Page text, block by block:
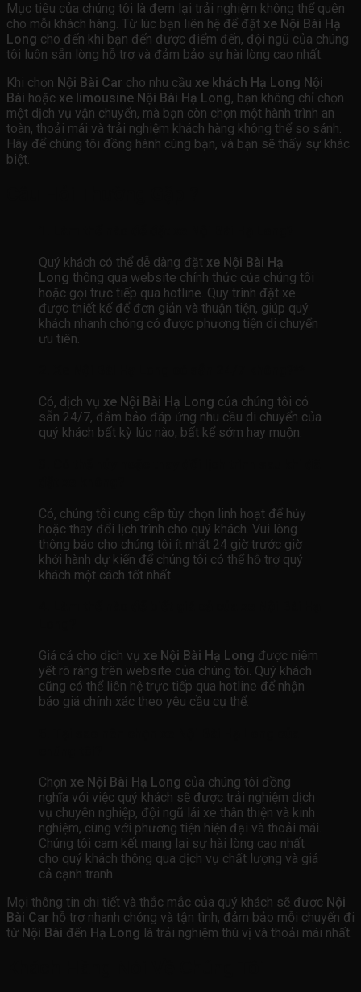
Mục tiêu của chúng tôi là đem lại trải nghiệm không thể quên
cho mỗi khách hàng. Từ lúc bạn liên hệ để đặt xe Nội Bài Hạ
Long cho đến khi bạn đến được điểm đến, đội ngũ của chúng
tôi luôn sẵn lòng hỗ trợ và đảm bảo sự hài lòng cao nhất.
Khi chọn Nội Bài Car cho nhu cầu xe khách Hạ Long Nội
Bài hoặc xe limousine Nội Bài Hạ Long, bạn không chỉ chọn
một dịch vụ vận chuyển, mà bạn còn chọn một hành trình an
toàn, thoải mái và trải nghiệm khách hàng không thể so sánh.
Hãy để chúng tôi đồng hành cùng bạn, và bạn sẽ thấy sự khác
biệt.
Quý khách có thể dễ dàng đặt xe Nội Bài Hạ
Long thông qua website chính thức của chúng tôi
hoặc gọi trực tiếp qua hotline. Quy trình đặt xe
được thiết kế để đơn giản và thuận tiện, giúp quý
khách nhanh chóng có được phương tiện di chuyển
ưu tiên.
Có, dịch vụ xe Nội Bài Hạ Long của chúng tôi có
sẵn 24/7, đảm bảo đáp ứng nhu cầu di chuyển của
quý khách bất kỳ lúc nào, bất kể sớm hay muộn.
Có, chúng tôi cung cấp tùy chọn linh hoạt để hủy
hoặc thay đổi lịch trình cho quý khách. Vui lòng
thông báo cho chúng tôi ít nhất 24 giờ trước giờ
khởi hành dự kiến để chúng tôi có thể hỗ trợ quý
khách một cách tốt nhất.
Giá cả cho dịch vụ xe Nội Bài Hạ Long được niêm
yết rõ ràng trên website của chúng tôi. Quý khách
cũng có thể liên hệ trực tiếp qua hotline để nhận
báo giá chính xác theo yêu cầu cụ thể.
Chọn xe Nội Bài Hạ Long của chúng tôi đồng
nghĩa với việc quý khách sẽ được trải nghiệm dịch
vụ chuyên nghiệp, đội ngũ lái xe thân thiện và kinh
nghiệm, cùng với phương tiện hiện đại và thoải mái.
Chúng tôi cam kết mang lại sự hài lòng cao nhất
cho quý khách thông qua dịch vụ chất lượng và giá
cả cạnh tranh.
Mọi thông tin chi tiết và thắc mắc của quý khách sẽ được Nội
Bài Car hỗ trợ nhanh chóng và tận tình, đảm bảo mỗi chuyến đi
từ Nội Bài đến Hạ Long là trải nghiệm thú vị và thoải mái nhất.